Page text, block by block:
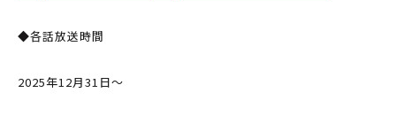
◆各話放送時間
2025年12月31日～